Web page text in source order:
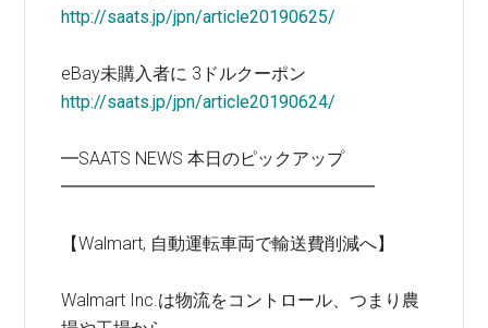
http://saats.jp/jpn/article20190625/
eBay未購入者に 3ドルクーポン
http://saats.jp/jpn/article20190624/
━SAATS NEWS 本日のピックアップ
━━━━━━━━━━━━━━━━━━
【Walmart, 自動運転車両で輸送費削減へ】
Walmart Inc.は物流をコントロール、つまり農